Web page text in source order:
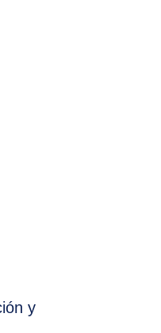
y